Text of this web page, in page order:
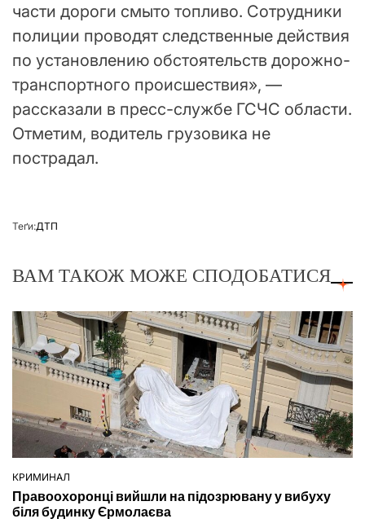
части дороги смыто топливо. Сотрудники
полиции проводят следственные действия
по установлению обстоятельств дорожно-
транспортного происшествия», —
рассказали в пресс-службе ГСЧС области.
Отметим, водитель грузовика не
пострадал.
Теґи:ДТП
ВАМ ТАКОЖ МОЖЕ СПОДОБАТИСЯ
ОПУБЛІКУВАТИ
КРИМИНАЛ
Правоохоронці вийшли на підозрювану у вибуху
біля будинку Єрмолаєва